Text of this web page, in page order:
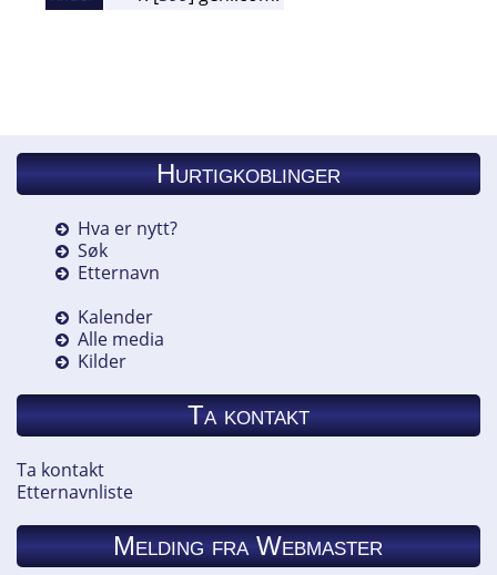
Hurtigkoblinger
Hva er nytt?
Søk
Etternavn
Kalender
Alle media
Kilder
Ta kontakt
Ta kontakt
Etternavnliste
Melding fra Webmaster